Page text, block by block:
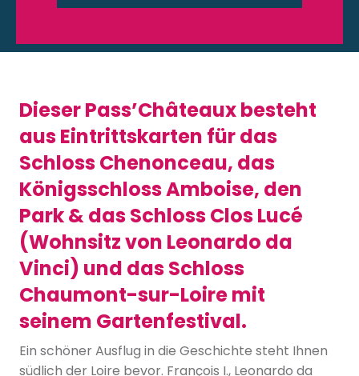
Dieser Pass’Châteaux besteht
aus Eintrittskarten für das
Schloss Chenonceau, das
Königsschloss Amboise, den
Park & das Schloss Clos Lucé
(Wohnsitz von Leonardo da
Vinci) und das Schloss
Chaumont-sur-Loire mit
seinem Gartenfestival.
Ein schöner Ausflug in die Geschichte steht Ihnen
südlich der Loire bevor. François I., Leonardo da